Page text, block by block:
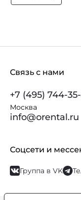
Связь с нами
+7 (495) 744-
Москва
info@orental.ru
Соцсети и
Группа в VK